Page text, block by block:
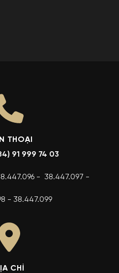
THOẠI
91 999 74 03
- 38.447.097 -
- 38.447.099
CHỈ